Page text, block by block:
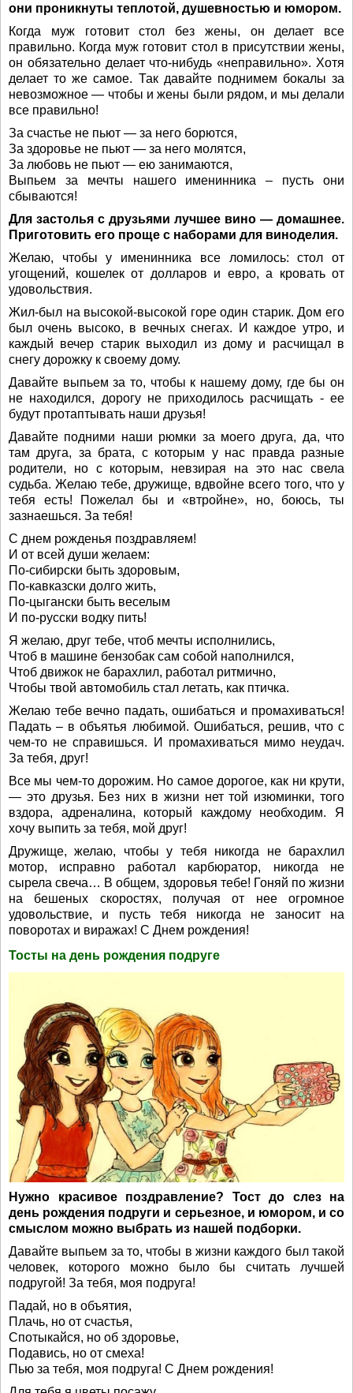
они проникнуты теплотой, душевностью и юмором.
Когда муж готовит стол без жены, он делает все
правильно. Когда муж готовит стол в присутствии жены,
он обязательно делает что-нибудь «неправильно». Хотя
делает то же самое. Так давайте поднимем бокалы за
невозможное — чтобы и жены были рядом, и мы делали
все правильно!
За счастье не пьют — за него борются,
За здоровье не пьют — за него молятся,
За любовь не пьют — ею занимаются,
Выпьем за мечты нашего именинника – пусть они
сбываются!
Для застолья с друзьями лучшее вино — домашнее.
Приготовить его проще с наборами для виноделия.
Желаю, чтобы у именинника все ломилось: стол от
угощений, кошелек от долларов и евро, а кровать от
удовольствия.
Жил-был на высокой-высокой горе один старик. Дом его
был очень высоко, в вечных снегах. И каждое утро, и
каждый вечер старик выходил из дому и расчищал в
снегу дорожку к своему дому.
Давайте выпьем за то, чтобы к нашему дому, где бы он
не находился, дорогу не приходилось расчищать - ее
будут протаптывать наши друзья!
Давайте подними наши рюмки за моего друга, да, что
там друга, за брата, с которым у нас правда разные
родители, но с которым, невзирая на это нас свела
судьба. Желаю тебе, дружище, вдвойне всего того, что у
тебя есть! Пожелал бы и «втройне», но, боюсь, ты
зазнаешься. За тебя!
С днем рожденья поздравляем!
И от всей души желаем:
По-сибирски быть здоровым,
По-кавказски долго жить,
По-цыгански быть веселым
И по-русски водку пить!
Я желаю, друг тебе, чтоб мечты исполнились,
Чтоб в машине бензобак сам собой наполнился,
Чтоб движок не барахлил, работал ритмично,
Чтобы твой автомобиль стал летать, как птичка.
Желаю тебе вечно падать, ошибаться и промахиваться!
Падать – в объятья любимой. Ошибаться, решив, что с
чем-то не справишься. И промахиваться мимо неудач.
За тебя, друг!
Все мы чем-то дорожим. Но самое дорогое, как ни крути,
— это друзья. Без них в жизни нет той изюминки, того
вздора, адреналина, который каждому необходим. Я
хочу выпить за тебя, мой друг!
Дружище, желаю, чтобы у тебя никогда не барахлил
мотор, исправно работал карбюратор, никогда не
сырела свеча… В общем, здоровья тебе! Гоняй по жизни
на бешеных скоростях, получая от нее огромное
удовольствие, и пусть тебя никогда не заносит на
поворотах и виражах! С Днем рождения!
Тосты на день рождения подруге
Нужно красивое поздравление? Тост до слез на
день рождения подруги и серьезное, и юмором, и со
смыслом можно выбрать из нашей подборки.
Давайте выпьем за то, чтобы в жизни каждого был такой
человек, которого можно было бы считать лучшей
подругой! За тебя, моя подруга!
Падай, но в объятия,
Плачь, но от счастья,
Спотыкайся, но об здоровье,
Подавись, но от смеха!
Пью за тебя, моя подруга! С Днем рождения!